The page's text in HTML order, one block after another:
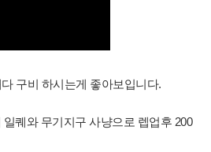
구비 하시는게 좋아보입니다.
일퀘와 무기지구 사냥으로 렙업후 200